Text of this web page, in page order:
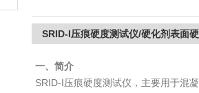
SRID-I压痕硬度测试仪/硬化剂表面
一、简介
SRID-I压痕硬度测试仪，主要用于混